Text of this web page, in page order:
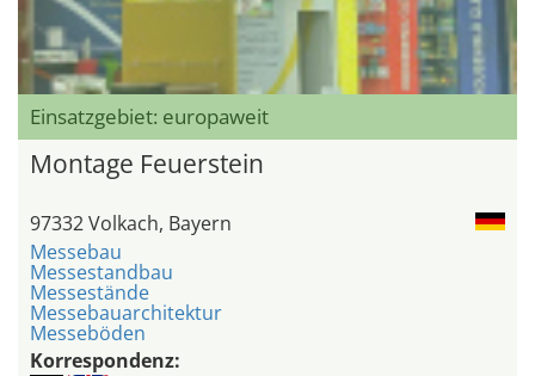
Einsatzgebiet: europaweit
Montage Feuerstein
97332 Volkach, Bayern
Messebau
Messestandbau
Messestände
Messebauarchitektur
Messeböden
Korrespondenz: